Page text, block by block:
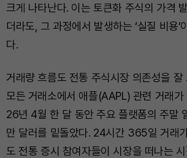
크게 나타난다. 이는 토큰화 주식의 가격
더라도, 그 과정에서 발생하는 ‘실질 비용’
다.
거래량 흐름도 전통 주식시장 의존성을 잘
모든 거래소에서 애플(AAPL) 관련 거래
26년 4월 한 달 동안 주요 플랫폼의 주말
만 달러를 밑돌았다. 24시간 365일 거래
도 전통 증시 참여자들이 시장을 떠나는